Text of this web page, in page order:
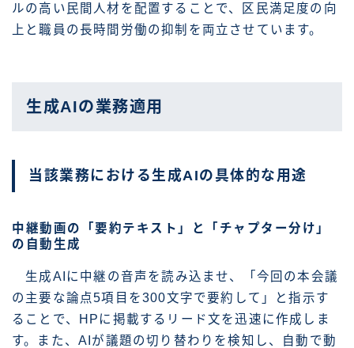
ルの高い民間人材を配置することで、区民満足度の向
上と職員の長時間労働の抑制を両立させています。
生成AIの業務適用
当該業務における生成AIの具体的な用途
中継動画の「要約テキスト」と「チャプター分け」
の自動生成
生成AIに中継の音声を読み込ませ、「今回の本会議
の主要な論点5項目を300文字で要約して」と指示す
ることで、HPに掲載するリード文を迅速に作成しま
す。また、AIが議題の切り替わりを検知し、自動で動